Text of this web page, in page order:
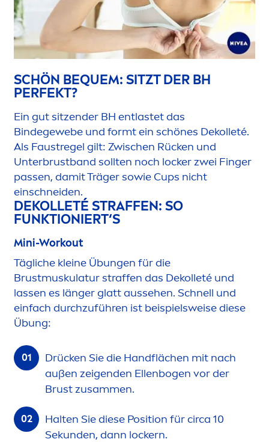
SCHÖN BEQUEM: SITZT DER BH
PERFEKT?
Ein gut sitzender BH entlastet das
Bindegewebe und formt ein schönes Dekolleté.
Als Faustregel gilt: Zwischen Rücken und
Unterbrustband sollten noch locker zwei Finger
passen, damit Träger sowie Cups nicht
einschneiden.
DEKOLLETÉ STRAFFEN: SO
FUNKTIONIERT‘S
Mini-Workout
Tägliche kleine Übungen für die
Brustmuskulatur straffen das Dekolleté und
lassen es länger glatt aussehen. Schnell und
einfach durchzuführen ist beispielsweise diese
Übung:
Drücken Sie die Handflächen mit nach
außen zeigenden Ellenbogen vor der
Brust zusammen.
Halten Sie diese Position für circa 10
Sekunden, dann lockern.